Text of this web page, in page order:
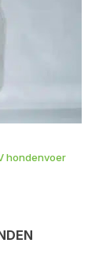
hondenvoer